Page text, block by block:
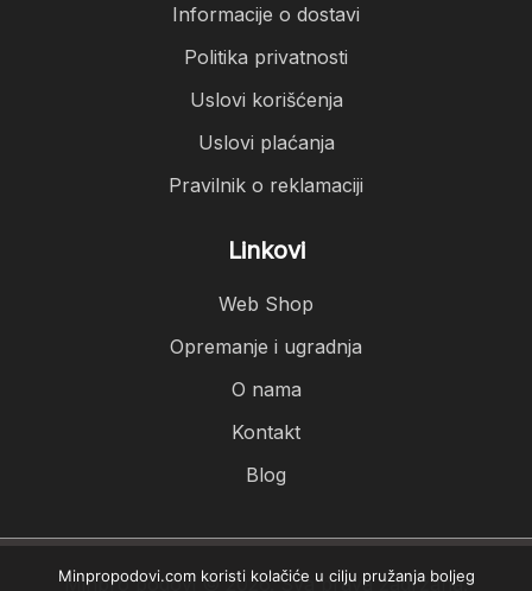
Informacije o dostavi
Politika privatnosti
Uslovi korišćenja
Uslovi plaćanja
Pravilnik o reklamaciji
Linkovi
Web Shop
Opremanje i ugradnja
O nama
Kontakt
Blog
Minpro podovi © 2026. Sva prava zadržana.
Minpropodovi.com koristi kolačiće u cilju pružanja boljeg